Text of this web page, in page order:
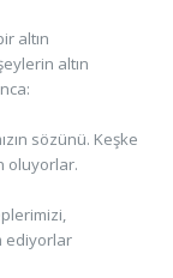
altın
altın
sözünü. Keşke
oluyorlar.
ediyorlar